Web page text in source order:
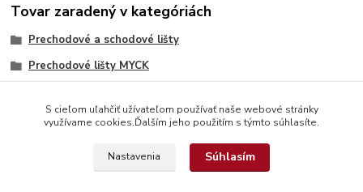
Tovar zaradený v kategóriách
Prechodové a schodové lišty
Prechodové lišty MYCK
S cieľom uľahčiť užívateľom používať naše webové stránky
využívame cookies.Ďalším jeho použitím s týmto súhlasíte.
Nastavenia Súhlasím